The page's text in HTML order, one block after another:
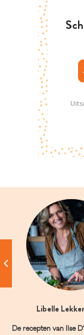
Libelle
De recepten van Ilse